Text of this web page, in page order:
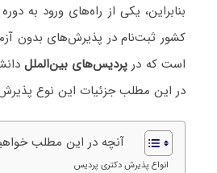
بنابراین، یکی از راه‌های ورود به
کشور ثبت‌نام در پذیرش‌های بدون
است که در پردیس‌های بین‌الملل
در این مطلب جزئیات این نوع
آنچه در این مطلب
انواع پذیرش دکتری پردیس